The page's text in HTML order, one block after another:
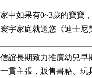
家中如果有0~3歲的寶寶
寰宇家庭就送您《迪士尼
信誼長期致力推廣幼兒早
一貫主張，販售書藉、